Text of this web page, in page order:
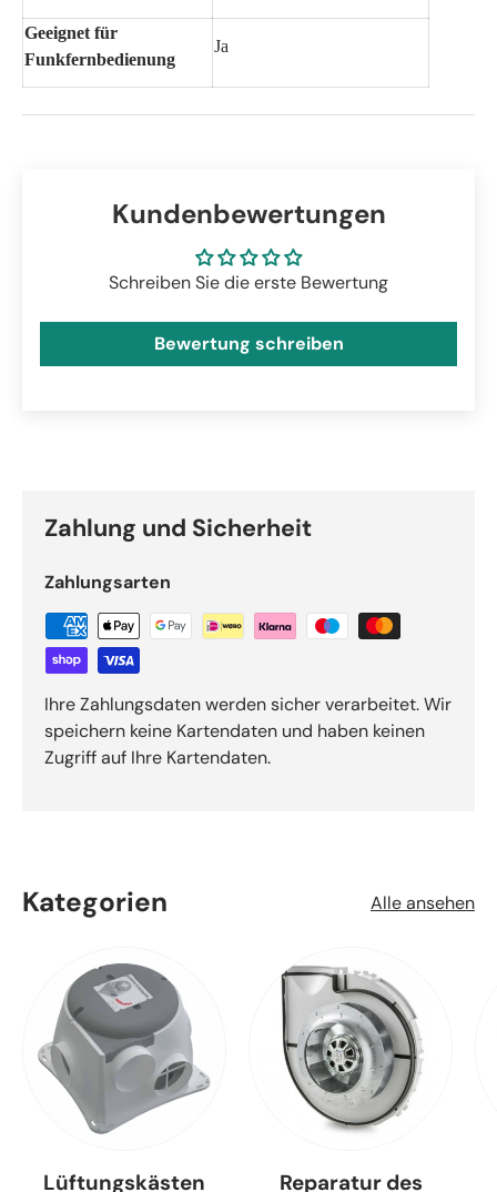
Geeignet für
Funkfernbedienung
Ja
Kundenbewertungen
Schreiben Sie die erste Bewertung
Bewertung schreiben
Zahlung und Sicherheit
Zahlungsarten
Ihre Zahlungsdaten werden sicher verarbeitet. Wir
speichern keine Kartendaten und haben keinen
Zugriff auf Ihre Kartendaten.
Kategorien Alle ansehen
Lüftungskästen
Reparatur des